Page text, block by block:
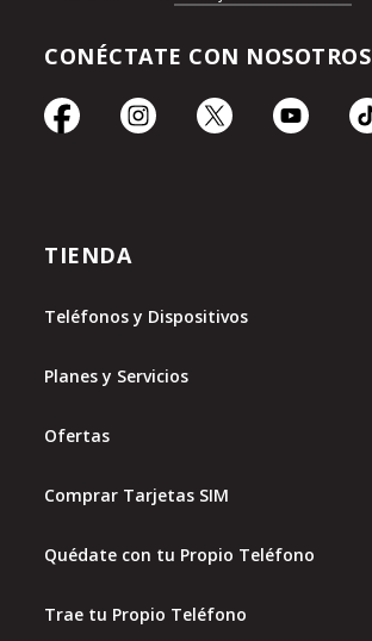
CONÉCTATE CON NOSOTROS
TIENDA
Teléfonos y Dispositivos
Planes y Servicios
Ofertas
Comprar Tarjetas SIM
Quédate con tu Propio Teléfono
Trae tu Propio Teléfono